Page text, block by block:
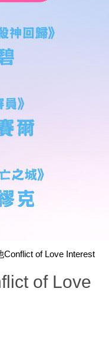
Conflict of Love Interest
of Love